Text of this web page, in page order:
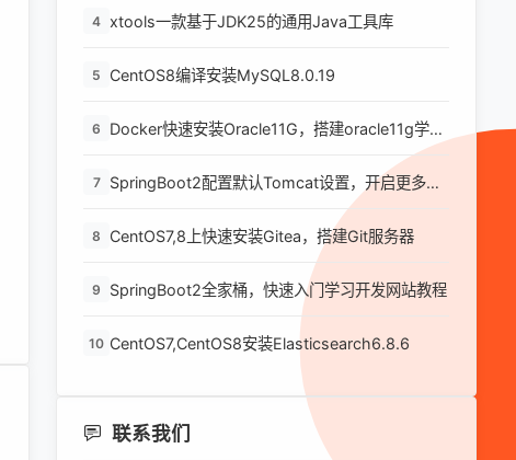
4 xtools一款基于JDK25的通用Java工具库
5 CentOS8编译安装MySQL8.0.19
6
Docker快速安装Oracle11G，搭建oracle11g学习
7
SpringBoot2配置默认Tomcat设置，开启更多高
8 CentOS7,8上快速安装Gitea，搭建Git服务器
9 SpringBoot2全家桶，快速入门学习开发网站教程
10 CentOS7,CentOS8安装Elasticsearch6.8.6
联系我们